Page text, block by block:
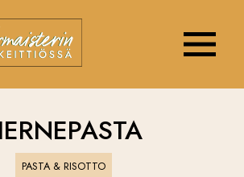
PASTA & RISOTTO